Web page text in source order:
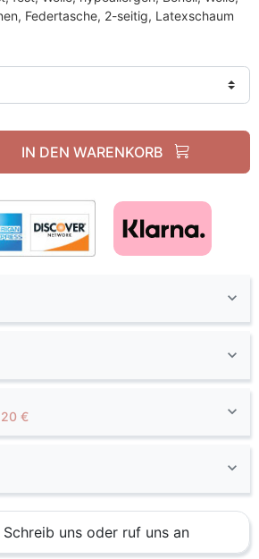
Federtasche, 2-seitig, Latexschaum
IN DEN WARENKORB
20 €
uns oder ruf uns an